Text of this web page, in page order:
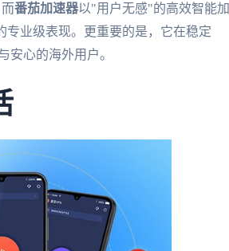
番茄加速器以"用户无感"的高效智能加
业级表现。更重要的是，它在稳定
安心的海外用户。